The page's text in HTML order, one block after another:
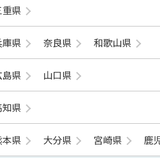
重県
県 奈良県 和歌山県
島県 山口県
県
県 大分県 宮崎県 鹿